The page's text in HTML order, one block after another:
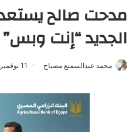
مدحت صالح
الجديد “إنت وبس”
محمد عبدالسميع مصباح 11 نوفمبر، 2025